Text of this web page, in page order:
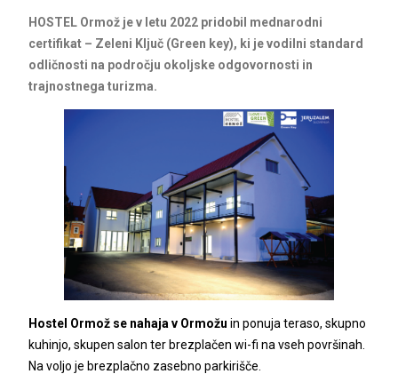
HOSTEL Ormož je v letu 2022 pridobil mednarodni
certifikat – Zeleni Ključ (Green key), ki je vodilni standard
odličnosti na področju okoljske odgovornosti in
trajnostnega turizma.
Hostel Ormož se nahaja v Ormožu in ponuja teraso, skupno
kuhinjo, skupen salon ter brezplačen wi-fi na vseh površinah.
Na voljo je brezplačno zasebno parkirišče.